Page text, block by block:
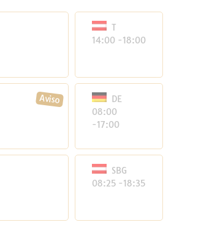
T
14:00 -18:00
DE
08:00
-17:00
SBG
08:25 -18:35